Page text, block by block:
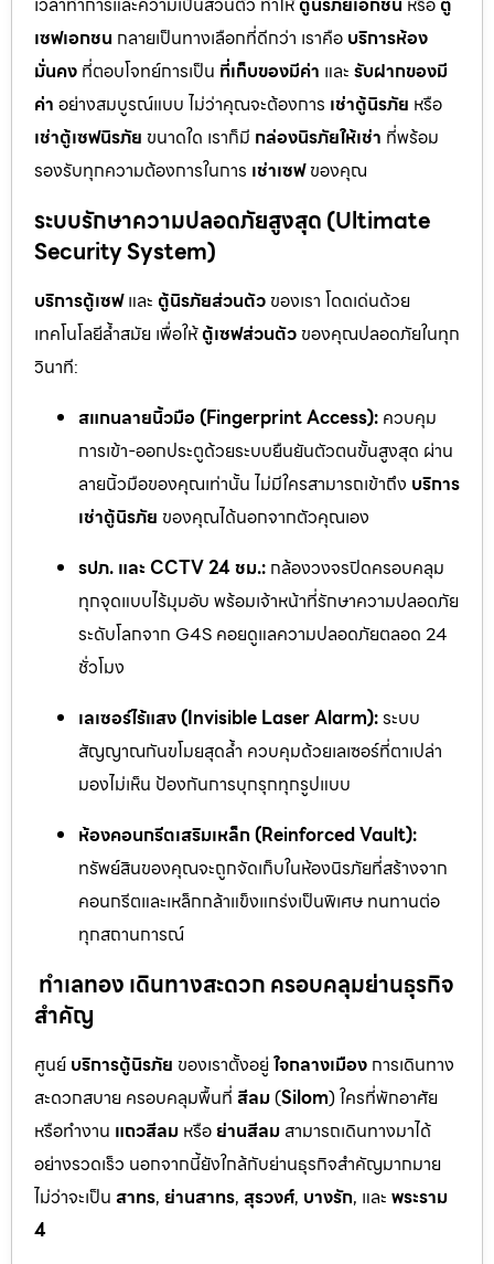
เซฟเอกชน กลายเป็นทางเลือกที่ดีกว่า เราคือ บริการห้อง
มั่นคง ที่ตอบโจทย์การเป็น ที่เก็บของมีค่า และ รับฝากของมี
ค่า อย่างสมบูรณ์แบบ ไม่ว่าคุณจะต้องการ เช่าตู้นิรภัย หรือ
เช่าตู้เซฟนิรภัย ขนาดใด เราก็มี กล่องนิรภัยให้เช่า ที่พร้อม
รองรับทุกความต้องการในการ เช่าเซฟของคุณ
ระบบรักษาความปลอดภัยสูงสุด (Ultimate
Security System)
บริการตู้เซฟและ ตู้นิรภัยส่วนตัว ของเรา โดดเด่นด้วย
เทคโนโลยีล้ำสมัย เพื่อให้ตู้เซฟส่วนตัว ของคุณปลอดภัยในทุก
วินาที:
สแกนลายนิ้วมือ (Fingerprint Access): ควบคุม
การเข้า-ออกประตูด้วยระบบยืนยันตัวตนขั้นสูงสุด ผ่าน
ลายนิ้วมือของคุณเท่านั้น ไม่มีใครสามารถเข้าถึง บริการ
เช่าตู้นิรภัย ของคุณได้นอกจากตัวคุณเอง
รปภ. และ CCTV 24 ชม.: กล้องวงจรปิดครอบคลุม
ทุกจุดแบบไร้มุมอับ พร้อมเจ้าหน้าที่รักษาความปลอดภัย
ระดับโลกจาก G4S คอยดูแลความปลอดภัยตลอด 24
ชั่วโมง
เลเซอร์ไร้แสง (Invisible Laser Alarm):ระบบ
สัญญาณกันขโมยสุดล้ำ ควบคุมด้วยเลเซอร์ที่ตาเปล่า
มองไม่เห็น ป้องกันการบุกรุกทุกรูปแบบ
ห้องคอนกรีตเสริมเหล็ก (Reinforced Vault):
ทรัพย์สินของคุณจะถูกจัดเก็บในห้องนิรภัยที่สร้างจาก
คอนกรีตและเหล็กกล้าแข็งแกร่งเป็นพิเศษ ทนทานต่อ
ทุกสถานการณ์
ทำเลทอง เดินทางสะดวก ครอบคลุมย่านธุรกิจ
สำคัญ
ศูนย์ บริการตู้นิรภัย ของเราตั้งอยู่ ใจกลางเมือง การเดินทาง
สะดวกสบาย ครอบคลุมพื้นที่ สีลม(Silom) ใครที่พักอาศัย
หรือทำงาน แถวสีลม หรือย่านสีลม สามารถเดินทางมาได้
อย่างรวดเร็ว นอกจากนี้ยังใกล้กับย่านธุรกิจสำคัญมากมาย
ไม่ว่าจะเป็น สาทร, ย่านสาทร, สุรวงศ์, บางรัก, และ พระราม
4